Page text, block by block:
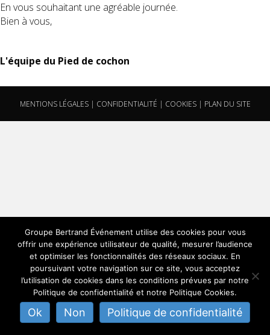
En vous souhaitant une agréable journée.
Bien à vous,
L'équipe du Pied de cochon
MENTIONS LÉGALES| CONFIDENTIALITÉ | COOKIES| PLAN DU SITE
Groupe Bertrand Événement utilise des cookies pour vous
offrir une expérience utilisateur de qualité, mesurer l’audience
et optimiser les fonctionnalités des réseaux sociaux. En
poursuivant votre navigation sur ce site, vous acceptez
l’utilisation de cookies dans les conditions prévues par notre
Politique de confidentialité et notre Politique Cookies.
Ok Non Politique de confidentialité